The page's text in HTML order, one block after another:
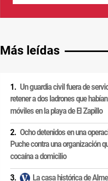
Más leídas
Un guardia civil fuera de
retener a dos ladrones que
móviles en la playa de El Zapillo
Ocho detenidos en una
Puche contra una organización
cocaína a domicilio
La casa histórica de